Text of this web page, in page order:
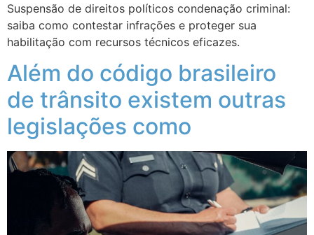
Suspensão de direitos políticos condenação criminal:
saiba como contestar infrações e proteger sua
habilitação com recursos técnicos eficazes.
Além do código brasileiro
de trânsito existem outras
legislações como